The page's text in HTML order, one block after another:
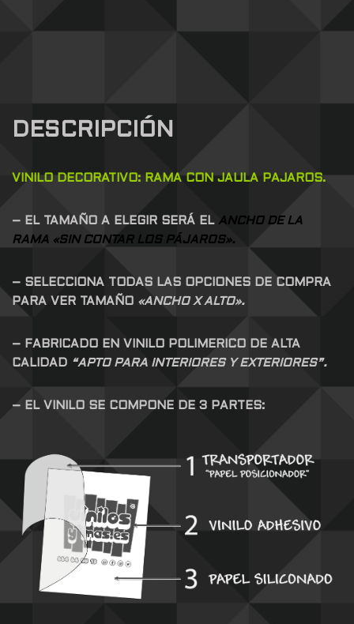
DESCRIPCIÓN
VINILO DECORATIVO: RAMA CON JAULA PAJAROS.
– EL TAMAÑO A ELEGIR SERÁ EL ANCHO DE LA
RAMA «SIN CONTAR LOS PÁJAROS».
– SELECCIONA TODAS LAS OPCIONES DE COMPRA
PARA VER TAMAÑO «ANCHO X ALTO».
– FABRICADO EN VINILO POLIMERICO DE ALTA
CALIDAD “APTO PARA INTERIORES Y EXTERIORES”.
– EL VINILO SE COMPONE DE 3 PARTES: